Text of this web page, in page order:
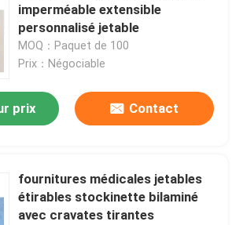
imperméable extensible
personnalisé jetable
MOQ：Paquet de 100
Prix：Négociable
prix Contact
fournitures médicales jetables
étirables stockinette bilaminé
avec cravates tirantes